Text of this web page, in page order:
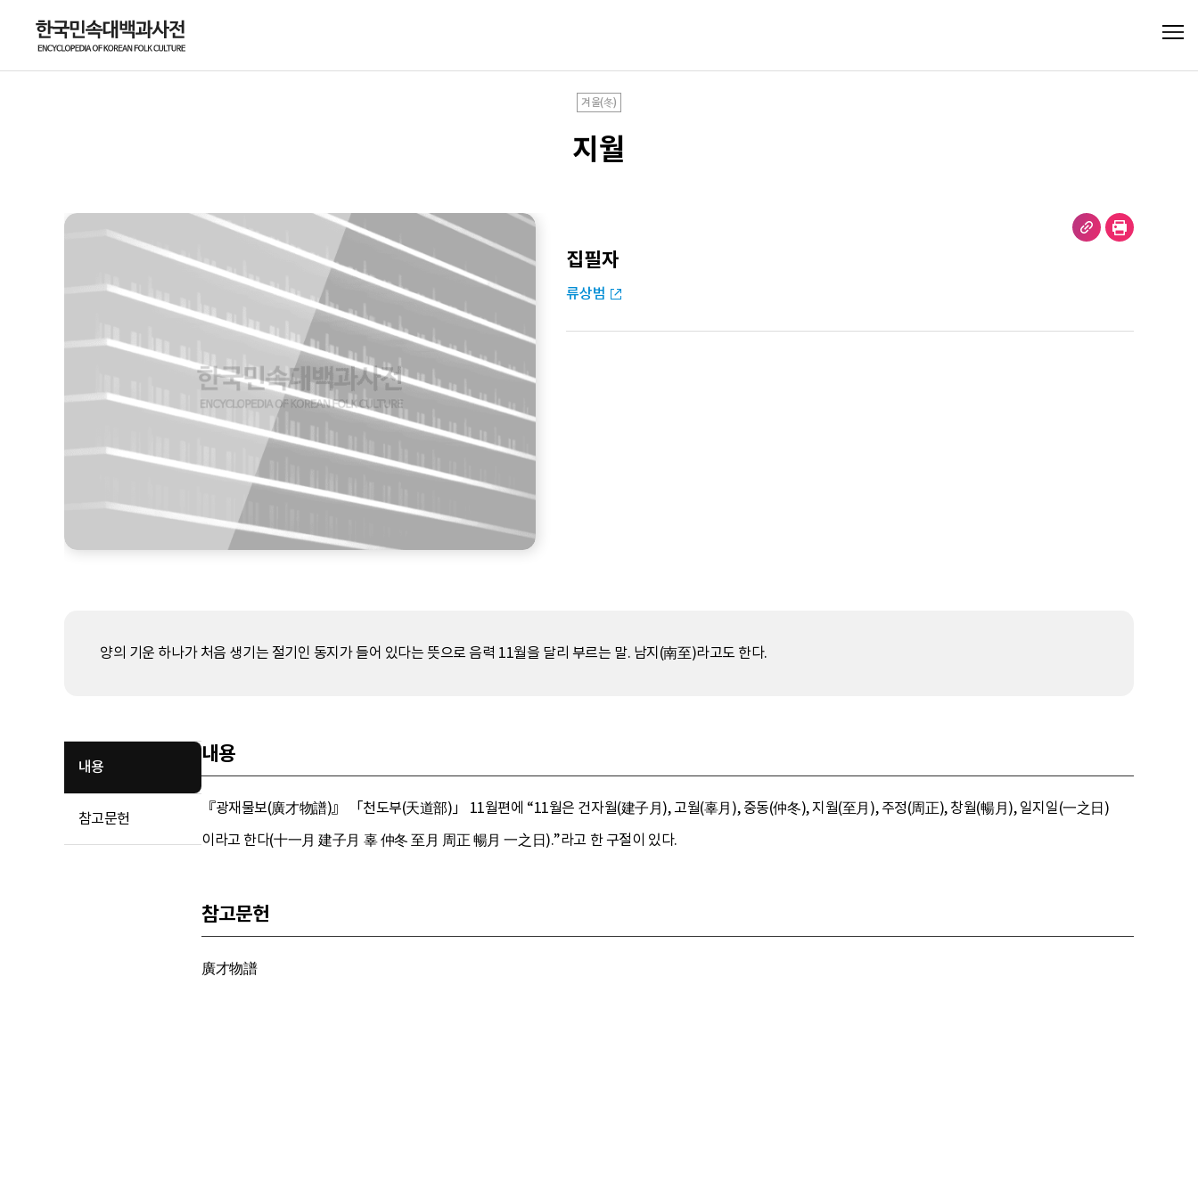
겨울(冬)
지월
집필자
류상범
양의 기운 하나가 처음 생기는 절기인 동지가 들어 있다는 뜻으로 음력 11월을 달리 부르는 말. 남지(南至)라고도 한다.
내용
참고문헌
내용
『광재물보(廣才物譜)』 「천도부(天道部)」 11월편에 “11월은 건자월(建子月), 고월(辜月), 중동(仲冬), 지월(至月), 주정(周正), 창월(暢月), 일지일(一之日)
이라고 한다(十一月 建子月 辜 仲冬 至月 周正 暢月 一之日).”라고 한 구절이 있다.
참고문헌
廣才物譜